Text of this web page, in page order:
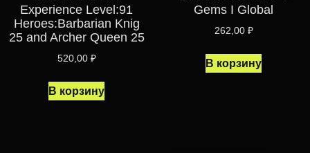
Experience Level:91
Heroes:Barbarian Knig
25 and Archer Queen 25
520,00 ₽
В корзину
Gems I Global
262,00 ₽
В корзину